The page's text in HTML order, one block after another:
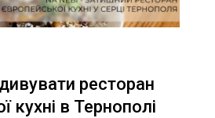
ресторан
кухні в Тернополі